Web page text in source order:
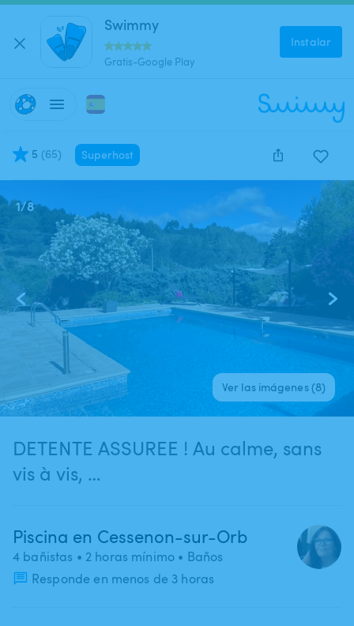
Swimmy
Gratis-Google Play
Instalar
5 (65) Superhost
1/8
Ver las imágenes (8)
DETENTE ASSUREE ! Au calme, sans
vis à vis, …
Piscina en Cessenon-sur-Orb
4 bañistas • 2 horas mínimo • Baños
Responde en menos de 3 horas